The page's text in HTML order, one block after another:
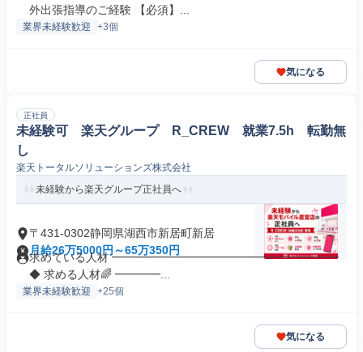
外出張指導のご経験 【必須】...
業界未経験歓迎 +3個
気になる
正社員
未経験可 楽天グループ R_CREW 就業7.5h 転勤無
し
楽天トータルソリューションズ株式会社
未経験から楽天グループ正社員へ
〒431-0302静岡県湖西市新居町新居
月給26万5000円～65万350円
求めている人材 ━━━━━━━━━━━━━━━━━━━━
◆ 求める人材🌈 ━━━━...
業界未経験歓迎 +25個
気になる